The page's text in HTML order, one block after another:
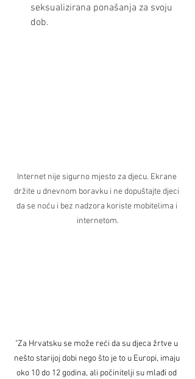
seksualizirana ponašanja za svoju
dob.
Internet nije sigurno mjesto za djecu. Ekrane
držite u dnevnom boravku i ne dopuštajte djeci
da se noću i bez nadzora koriste mobitelima i
internetom.
"Za Hrvatsku se može reći da su djeca žrtve u
nešto starijoj dobi nego što je to u Europi, imaju
oko 10 do 12 godina, ali počinitelji su mlađi od